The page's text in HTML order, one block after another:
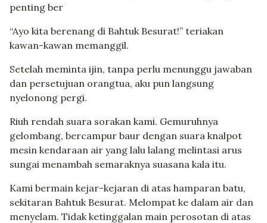
penting ber
“Ayo kita berenang di Bahtuk Besurat!” teriakan
kawan-kawan memanggil.
Setelah meminta ijin, tanpa perlu menunggu jawaban
dan persetujuan orangtua, aku pun langsung
nyelonong pergi.
Riuh rendah suara sorakan kami. Gemuruhnya
gelombang, bercampur baur dengan suara knalpot
mesin kendaraan air yang lalu lalang melintasi arus
sungai menambah semaraknya suasana kala itu.
Kami bermain kejar-kejaran di atas hamparan batu,
sekitaran Bahtuk Besurat. Melompat ke dalam air dan
menyelam. Tidak ketinggalan main perosotan di atas